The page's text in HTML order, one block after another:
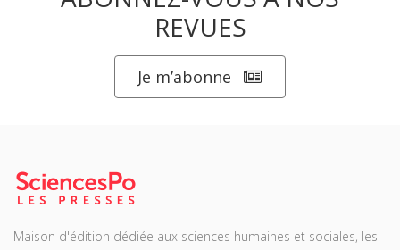
REVUES
Je m’abonne
Maison d'édition dédiée aux sciences humaines et sociales, les